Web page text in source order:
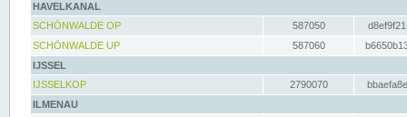
HAVELKANAL
SCHÖNWALDE OP
587050
SCHÖNWALDE UP
587060
IJSSEL
IJSSELKOP
2790070
ILMENAU